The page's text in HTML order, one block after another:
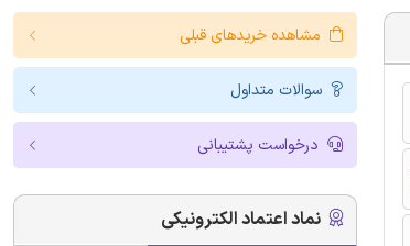
مشاهده خریدهای قبلی
سوالات متداول
درخواست پشتیبانی
نماد اعتماد الکترونیکی